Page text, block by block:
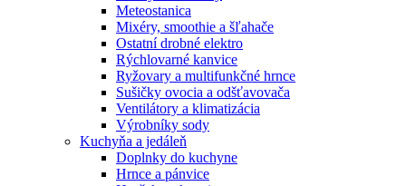
Meteostanica
Mixéry, smoothie a šľahače
Ostatní drobné elektro
Rýchlovarné kanvice
Ryžovary a multifunkčné hrnce
Sušičky ovocia a odšťavovača
Ventilátory a klimatizácia
Výrobníky sody
Kuchyňa a jedáleň
Doplnky do kuchyne
Hrnce a pánvice